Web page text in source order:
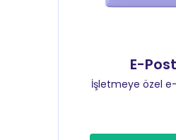
E-
İşletmeye özel